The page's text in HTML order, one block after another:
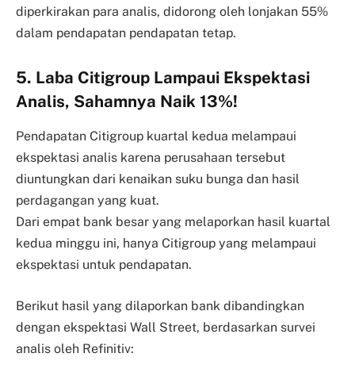
diperkirakan para analis, didorong oleh lonjakan 55%
dalam pendapatan pendapatan tetap.
5. Laba Citigroup Lampaui Ekspektasi
Analis, Sahamnya Naik 13%!
Pendapatan Citigroup kuartal kedua melampaui
ekspektasi analis karena perusahaan tersebut
diuntungkan dari kenaikan suku bunga dan hasil
perdagangan yang kuat.
Dari empat bank besar yang melaporkan hasil kuartal
kedua minggu ini, hanya Citigroup yang melampaui
ekspektasi untuk pendapatan.
Berikut hasil yang dilaporkan bank dibandingkan
dengan ekspektasi Wall Street, berdasarkan survei
analis oleh Refinitiv: